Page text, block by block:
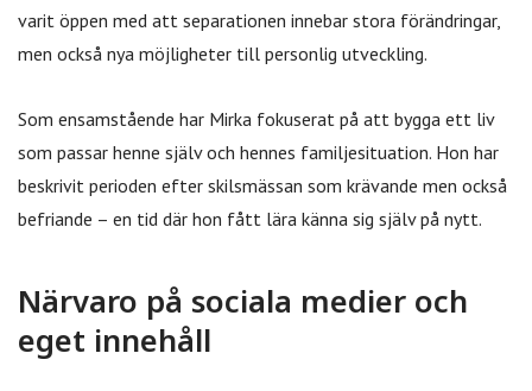
varit öppen med att separationen innebar stora förändringar,
men också nya möjligheter till personlig utveckling.
Som ensamstående har Mirka fokuserat på att bygga ett liv
som passar henne själv och hennes familjesituation. Hon har
beskrivit perioden efter skilsmässan som krävande men också
befriande – en tid där hon fått lära känna sig själv på nytt.
Närvaro på sociala medier och
eget innehåll